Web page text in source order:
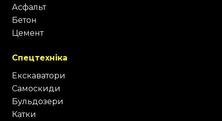
Асфальт
Бетон
Цемент
Спецтехніка
Екскаватори
Самоскиди
Бульдозери
Катки